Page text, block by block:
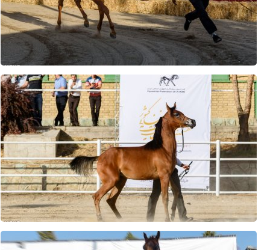
تشکیل انجمن مشترک بازرگانان ایران و عراق در آینده نزدیک